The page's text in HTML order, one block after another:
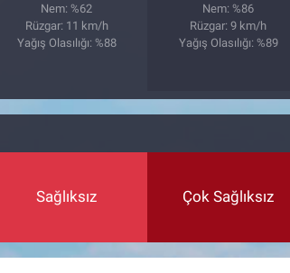
Nem: %62
Rüzgar: 11 km/h
Yağış Olasılığı: %88
Nem: %86
Rüzgar: 9 km/h
Yağış Olasılığı: %89
Sağlıksız Çok Sağlıksız